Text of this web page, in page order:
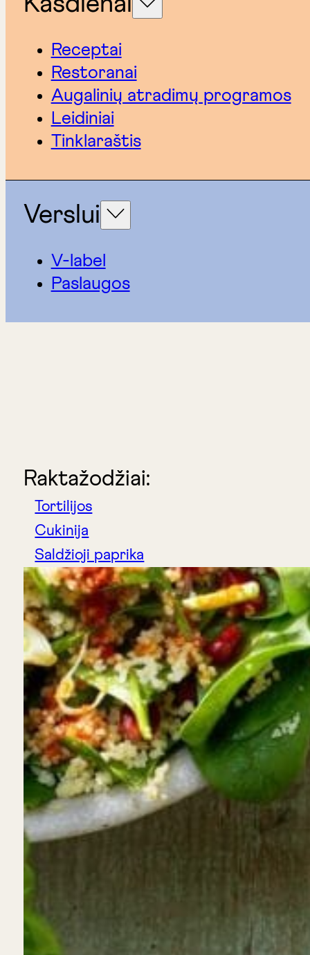
Receptai
Restoranai
Augalinių atradimų programos
Leidiniai
Tinklaraštis
Verslui
V-label
Paslaugos
Raktažodžiai:
Tortilijos
Cukinija
Saldžioji paprika